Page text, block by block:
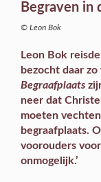
Begraven in
© Leon Bok
Leon Bok
bezocht daar
Begraafplaats
neer dat
moeten
begraafplaats.
voorouders
onmogelijk.’